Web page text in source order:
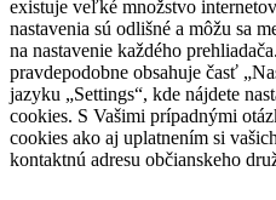
existuje veľké množstvo
nastavenia sú odlišné a môžu sa
na nastavenie každého
pravdepodobne obsahuje časť
jazyku „Settings“, kde nájdete
cookies. S Vašimi prípadnými
cookies ako aj uplatnením si
kontaktnú adresu občianskeho